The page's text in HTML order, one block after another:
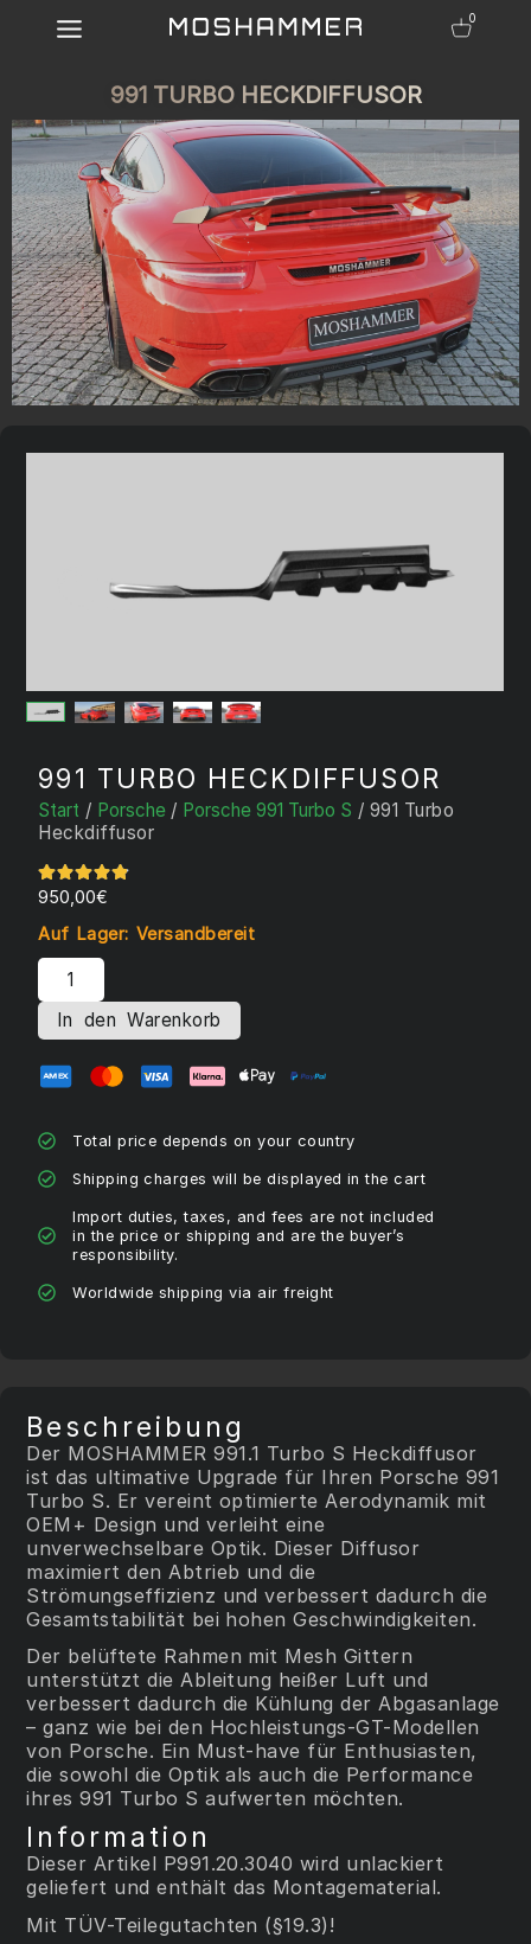
0
991 TURBO HECKDIFFUSOR
991 TURBO HECKDIFFUSOR
Start / Porsche/ Porsche 991 Turbo S / 991 Turbo
Heckdiffusor
950,00€
Auf Lager: Versandbereit
In den Warenkorb
Total price depends on your country
Shipping charges will be displayed in the cart
Import duties, taxes, and fees are not included
in the price or shipping and are the buyer’s
responsibility.
Worldwide shipping via air freight
Beschreibung
Der MOSHAMMER 991.1 Turbo S Heckdiffusor
ist das ultimative Upgrade für Ihren Porsche 991
Turbo S. Er vereint optimierte Aerodynamik mit
OEM+ Design und verleiht eine
unverwechselbare Optik. Dieser Diffusor
maximiert den Abtrieb und die
Strömungseffizienz und verbessert dadurch die
Gesamtstabilität bei hohen Geschwindigkeiten.
Der belüftete Rahmen mit Mesh Gittern
unterstützt die Ableitung heißer Luft und
verbessert dadurch die Kühlung der Abgasanlage
– ganz wie bei den Hochleistungs-GT-Modellen
von Porsche. Ein Must-have für Enthusiasten,
die sowohl die Optik als auch die Performance
ihres 991 Turbo S aufwerten möchten.
Information
Dieser Artikel P991.20.3040 wird unlackiert
geliefert und enthält das Montagematerial.
Mit TÜV-Teilegutachten (§19.3)!